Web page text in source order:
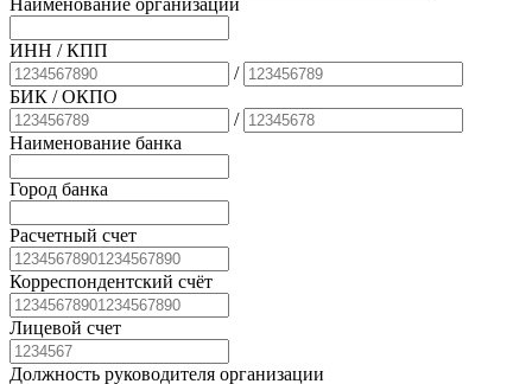
Наименование организации
ИНН / КПП
/
БИК / ОКПО
/
Наименование банка
Город банка
Расчетный счет
Корреспондентский счёт
Лицевой счет
Должность руководителя организации